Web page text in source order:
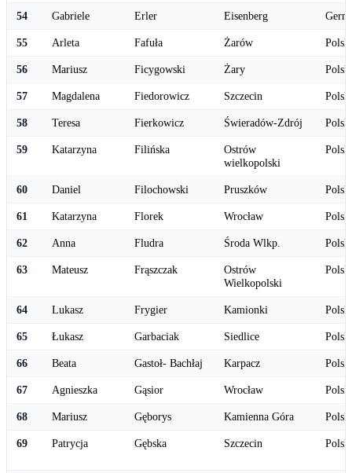
54 Gabriele Erler Eisenberg
55 Arleta Fafuła Żarów
56 Mariusz Ficygowski Żary
57 Magdalena Fiedorowicz Szczecin
58 Teresa Fierkowicz Świeradów-Zdrój
59 Katarzyna Filińska
Ostrów
wielkopolski
60 Daniel Filochowski Pruszków
61 Katarzyna Florek Wrocław
62 Anna Fludra Środa Wlkp.
63 Mateusz Frąszczak
Ostrów
Wielkopolski
64 Lukasz Frygier Kamionki
65 Łukasz Garbaciak Siedlice
66 Beata Gastoł- Bachłaj Karpacz
67 Agnieszka Gąsior Wrocław
68 Mariusz Gęborys Kamienna Góra
69 Patrycja Gębska Szczecin